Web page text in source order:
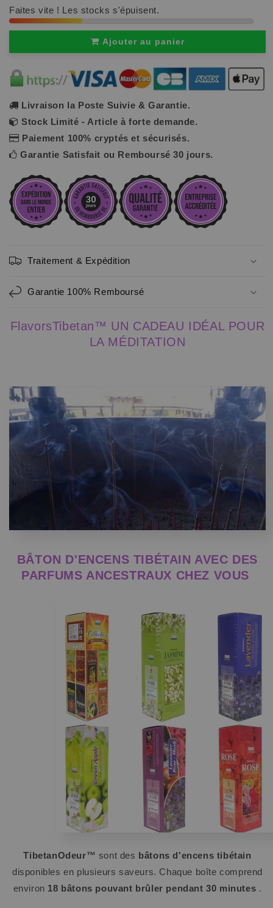
de
Bâton
d&#39;encens
|
de
Bâton
d&#39;encens
naturel
|
Faites vite ! Les stocks s'épuisent.
Ajouter au panier
Livraison la Poste Suivie & Garantie.
Stock Limité - Article à forte demande.
Paiement 100% cryptés et sécurisés.
Garantie Satisfait ou Remboursé 30 jours.
Traitement & Expédition
Garantie 100% Remboursé
FlavorsTibetan™ UN CADEAU IDÉAL POUR
LA MÉDITATION
BÂTON D'ENCENS TIBÉTAIN AVEC DES
PARFUMS ANCESTRAUX CHEZ VOUS
TibetanOdeur™ sont des bâtons d'encens tibétain
disponibles en plusieurs saveurs. Chaque boîte comprend
environ 18 bâtons pouvant brûler pendant 30 minutes .